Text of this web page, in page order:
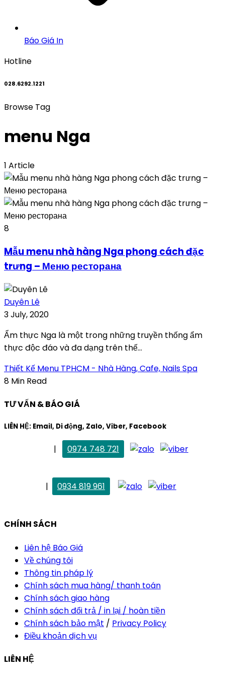
Báo Giá In
Hotline
028.6292.1221
Browse Tag
menu Nga
1 Article
8
Mẫu menu nhà hàng Nga phong cách đặc
trưng – Меню ресторана
Duyên Lê
3 July, 2020
Ẩm thực Nga là một trong những truyền thống ẩm
thực độc đáo và đa dạng trên thế...
Thiết Kế Menu TPHCM - Nhà Hàng, Cafe, Nails Spa
8 Min Read
TƯ VẤN & BÁO GIÁ
LIÊN HỆ: Email, Di động, Zalo, Viber, Facebook
|
0974 748 721
|
0934 819 961
CHÍNH SÁCH
Liên hệ Báo Giá
Về chúng tôi
Thông tin pháp lý
Chính sách mua hàng/ thanh toán
Chính sách giao hàng
Chính sách đổi trả / in lại / hoàn tiền
Chính sách bảo mật / Privacy Policy
Điều khoản dịch vụ
LIÊN HỆ